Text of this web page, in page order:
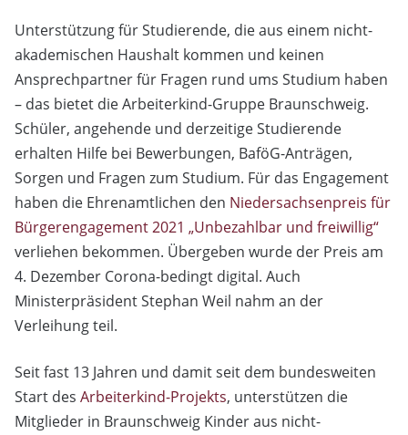
Unterstützung für Studierende, die aus einem nicht-
akademischen Haushalt kommen und keinen
Ansprechpartner für Fragen rund ums Studium haben
– das bietet die Arbeiterkind-Gruppe Braunschweig.
Schüler, angehende und derzeitige Studierende
erhalten Hilfe bei Bewerbungen, BaföG-Anträgen,
Sorgen und Fragen zum Studium. Für das Engagement
haben die Ehrenamtlichen den Niedersachsenpreis für
Bürgerengagement 2021 „Unbezahlbar und freiwillig“
verliehen bekommen. Übergeben wurde der Preis am
4. Dezember Corona-bedingt digital. Auch
Ministerpräsident Stephan Weil nahm an der
Verleihung teil.
Seit fast 13 Jahren und damit seit dem bundesweiten
Start des Arbeiterkind-Projekts, unterstützen die
Mitglieder in Braunschweig Kinder aus nicht-